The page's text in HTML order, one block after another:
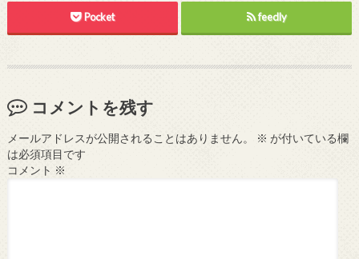
Pocket feedly
コメントを残す
メールアドレスが公開されることはありません。 ※ が付いている欄
は必須項目です
コメント ※